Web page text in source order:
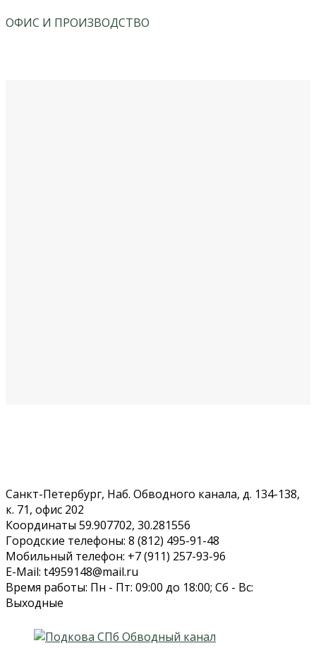
ОФИС И ПРОИЗВОДСТВО
Санкт-Петербург, Наб. Обводного канала, д. 134-138,
к. 71, офис 202
Координаты 59.907702, 30.281556
Городские телефоны: 8 (812) 495-91-48
Мобильный телефон: +7 (911) 257-93-96
E-Mail: t4959148@mail.ru
Время работы: Пн - Пт: 09:00 до 18:00; Сб - Вс:
Выходные